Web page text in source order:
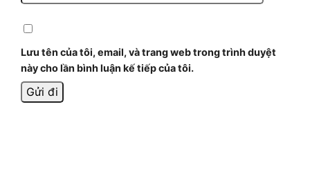
Lưu tên của tôi, email, và trang web trong trình duyệt
này cho lần bình luận kế tiếp của tôi.